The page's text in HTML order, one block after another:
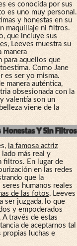
es conocida por sus
es uno muy personal.
y honestas en su
maquillaje ni filtros.
que incluye sus
, Leeves muestra su
manera
para aquellos que
Como Jane
es ser yo misma.
manera auténtica,
obsesionada con la
valentía son un
viene de la
Y Sin Filtros
la famosa actriz
más real y
filtros. En lugar de
en las redes
que la
humanos reales
de las fotos, Leeves
ser juzgada, lo que
y empoderados
través de estas
de aceptarnos tal
propias luchas e